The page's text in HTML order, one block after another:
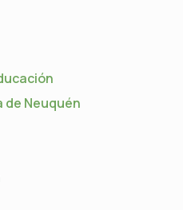
de Neuquén